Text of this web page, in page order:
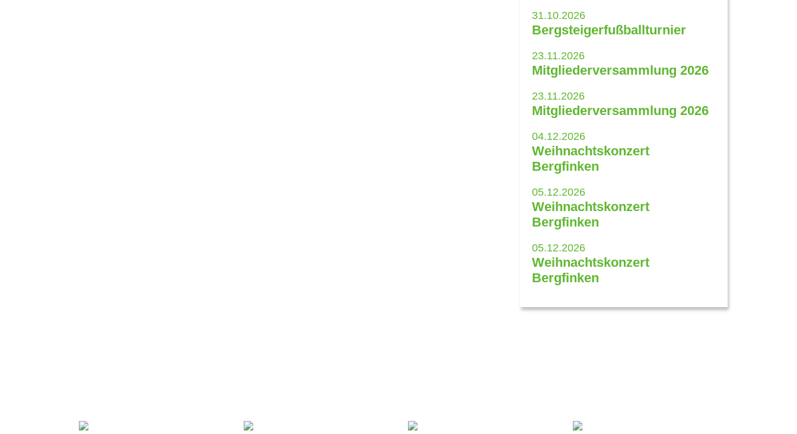
31.10.2026
Bergsteigerfußballturnier
23.11.2026
Mitgliederversammlung 2026
23.11.2026
Mitgliederversammlung 2026
04.12.2026
Weihnachtskonzert
Bergfinken
05.12.2026
Weihnachtskonzert
Bergfinken
05.12.2026
Weihnachtskonzert
Bergfinken